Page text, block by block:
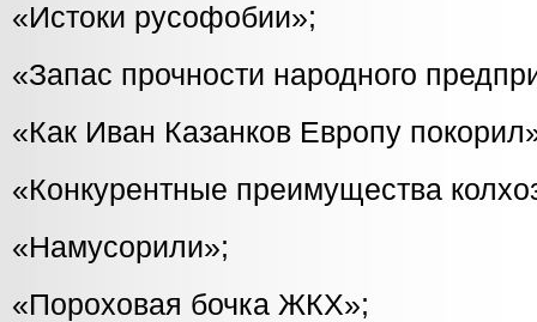
«Истоки русофобии»;
«Запас прочности народного
«Как Иван Казанков Европу
«Конкурентные преимущества
«Намусорили»;
«Пороховая бочка ЖКХ»;